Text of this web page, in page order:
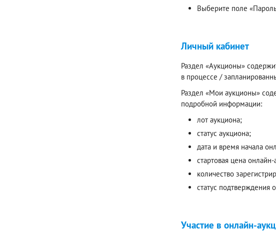
Выберите поле
Личный кабинет
Раздел «Аукционы»
в процессе /
Раздел «Мои аукционы»
подробной информации:
лот аукциона;
статус аукциона;
дата и время начала
стартовая цена
количество
статус подтверждения
Участие в онлайн-